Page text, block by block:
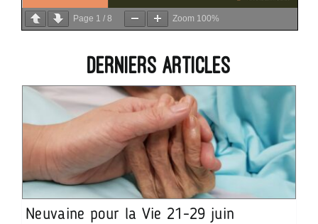
Page 1 / 8 Zoom 100%
Derniers articles
Neuvaine pour la Vie 21-29 juin